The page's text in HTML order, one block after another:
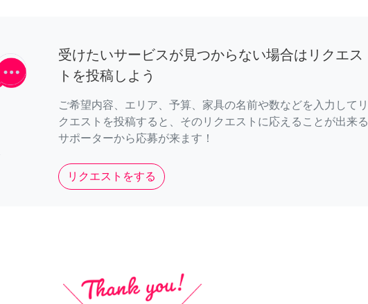
受けたいサービスが見つからない場合はリクエス
トを投稿しよう
ご希望内容、エリア、予算、家具の名前や数などを入力してリ
クエストを投稿すると、そのリクエストに応えることが出来る
サポーターから応募が来ます！
リクエストをする